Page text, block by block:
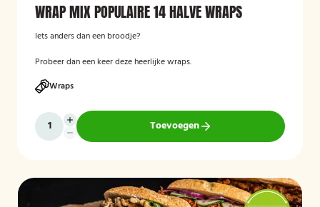
WRAP MIX POPULAIRE 14 HALVE WRAPS
Iets anders dan een broodje?
Probeer dan een keer deze heerlijke wraps.
Wraps
Toevoegen